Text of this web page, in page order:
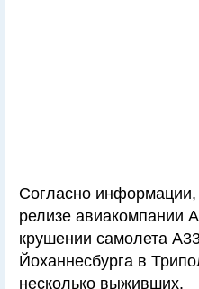
Согласно
релизе авиакомпании
крушении самолета
Йоханнесбурга в
несколько выживших.